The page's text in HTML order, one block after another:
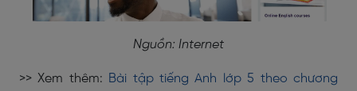
Nguồn: Internet
>> Xem thêm: Bài tập tiếng Anh lớp 5 theo chương